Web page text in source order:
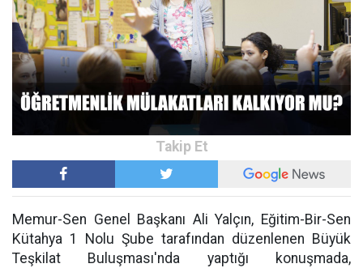
Memur-Sen Genel Başkanı Ali Yalçın, Eğitim-Bir-Sen
Kütahya 1 Nolu Şube tarafından düzenlenen Büyük
Teşkilat Buluşması'nda yaptığı konuşmada,